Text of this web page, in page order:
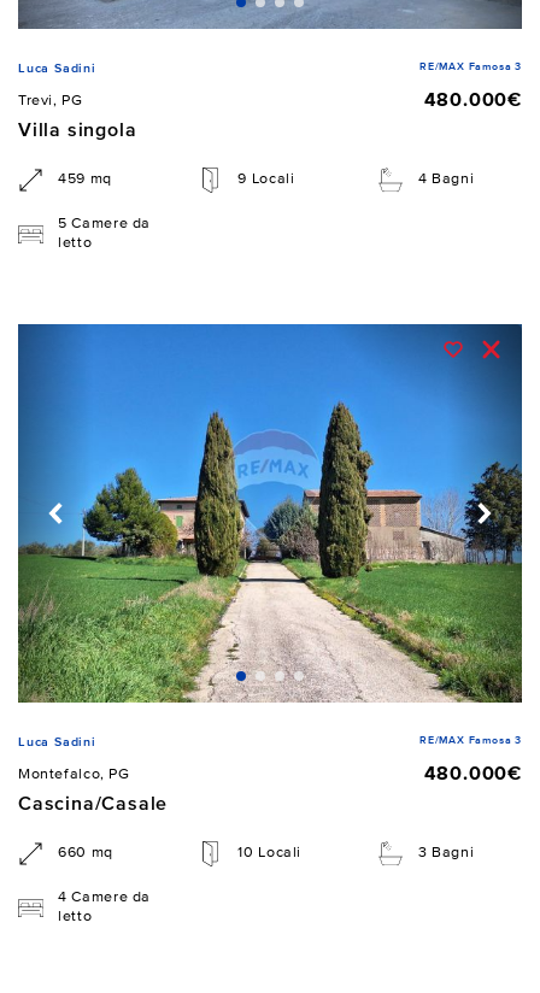
Luca Sadini RE/MAX Famosa 3
Trevi, PG
480.000€
Villa singola
459 mq 9 Locali 4 Bagni
5 Camere da
letto
Luca Sadini RE/MAX Famosa 3
Montefalco, PG
480.000€
Cascina/Casale
660 mq 10 Locali 3 Bagni
4 Camere da
letto